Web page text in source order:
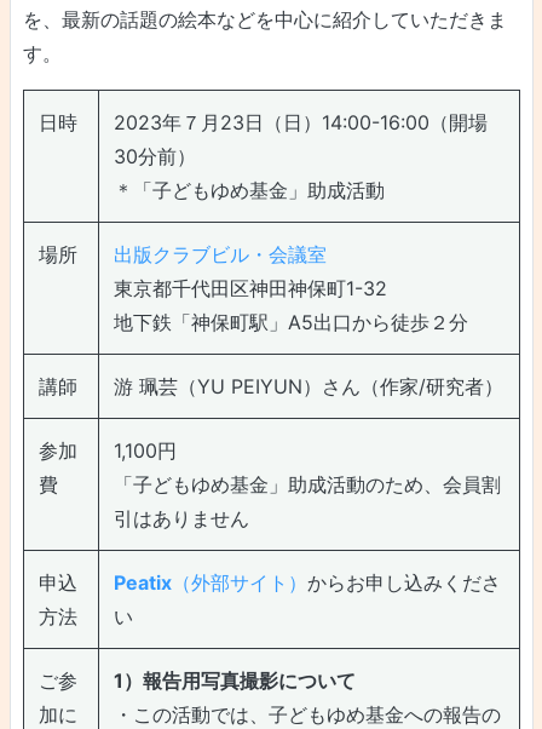
を、最新の話題の絵本などを中心に紹介していただきま
す。
日時
2023年７月23日（日）14:00-16:00（開場
30分前）
＊「子どもゆめ基金」助成活動
場所
出版クラブビル・会議室
東京都千代田区神田神保町1-32
地下鉄「神保町駅」A5出口から徒歩２分
講師 游 珮芸（YU PEIYUN）さん（作家/研究者）
参加
費
1,100円
「子どもゆめ基金」助成活動のため、会員割
引はありません
申込
方法
Peatix（外部サイト） からお申し込みくださ
い
ご参
加に
1）報告用写真撮影について
・この活動では、子どもゆめ基金への報告の